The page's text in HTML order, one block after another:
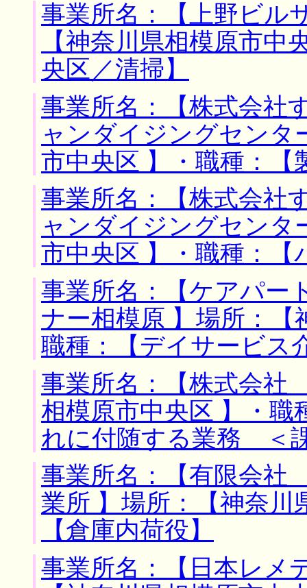
事業所名：【上野ビ
【神奈川県相模原市中
央区／清掃】
事業所名：【株式会
ャンダイジングセンタ
市中央区 】・職種：【
事業所名：【株式会
ャンダイジングセンタ
市中央区 】・職種：【
事業所名：【ケアパ
ナー相模原 】場所：【
職種：【デイサービス
事業所名：【株式会社
相模原市中央区 】・職
れに付随する業務 ＜
事業所名：【有限会
業所 】場所：【神奈川
【倉庫内荷役】
事業所名：【日本レ